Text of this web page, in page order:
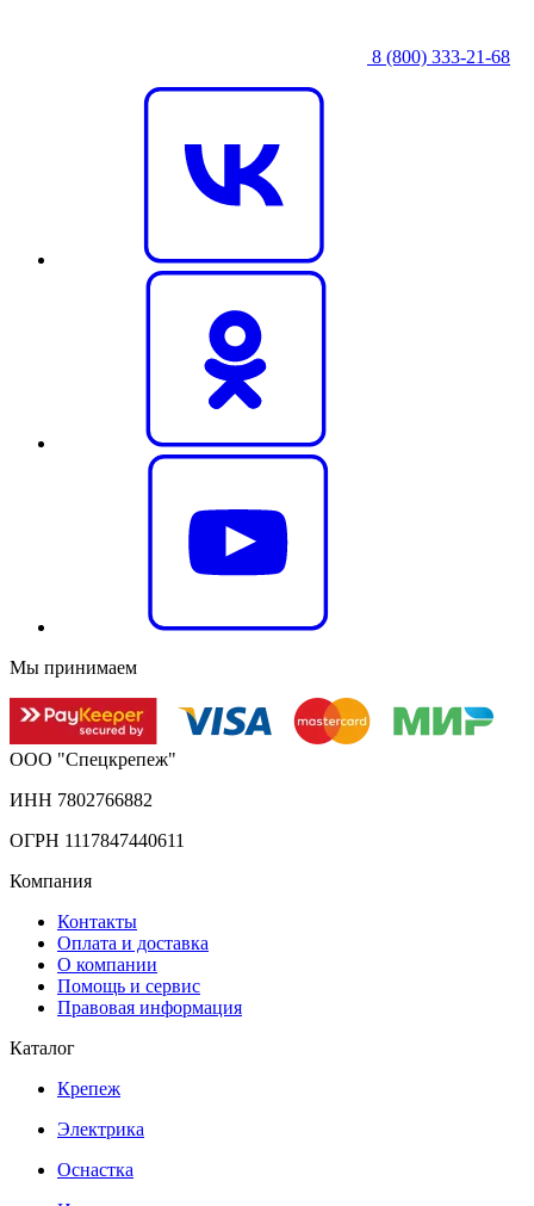
8 (800) 333‑21-68
Мы принимаем
ООО "Спецкрепеж"
ИНН 7802766882
ОГРН 1117847440611
Компания
Контакты
Оплата и доставка
О компании
Помощь и сервис
Правовая информация
Каталог
Крепеж
Электрика
Оснастка